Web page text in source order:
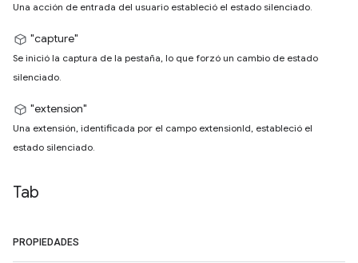
Una acción de entrada del usuario estableció el estado silenciado.
"capture"
Se inició la captura de la pestaña, lo que forzó un cambio de estado
silenciado.
"extension"
Una extensión, identificada por el campo extensionId, estableció el
estado silenciado.
Tab
PROPIEDADES